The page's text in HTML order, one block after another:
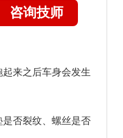
咨询技师
来之后车身会发生
否裂纹、螺丝是否